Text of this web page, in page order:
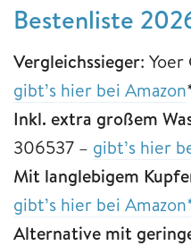
Bestenliste
Vergleichssieger: Yoer
gibt’s hier bei Amazon
Inkl. extra großem
306537 – gibt’s hier
Mit langlebigem
gibt’s hier bei
Alternative mit